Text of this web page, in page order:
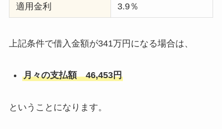
適用金利 3.9％
上記条件で借入金額が341万円になる場合は、
月々の支払額 46,453円
ということになります。